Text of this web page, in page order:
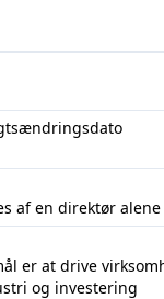
af en direktør alene
er at drive
og investering